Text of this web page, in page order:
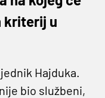
kriterij u
Hajduka.
bio službeni,